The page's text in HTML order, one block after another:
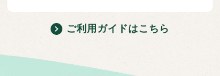
ご利用ガイドはこちら